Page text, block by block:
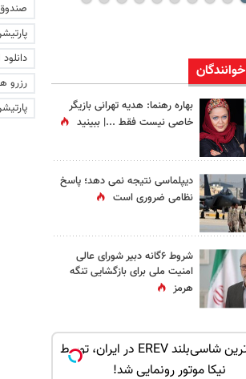
بهاره رهنما: هدیه تهرانی بازیگر
خاصی نیست فقط ...|‌ ببینید
دیپلماسی نتیجه‌ نمی دهد؛ پاسخ
نظامی ضروری است
شروط ۶گانه دبیر شورای عالی
امنیت ملی برای بازگشایی تنگه
هرمز
لوکس‌ترین شاسی‌بلند EREV در ایران، توسط
نیکا موتور رونمایی شد!
رزرو